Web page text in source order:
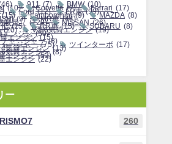
911 (7) BMW (10)
(10) Corvette (7) Ferrari (17)
Ford (12) FR車 (99)
(15) Lamborghini (9) MAZDA (8)
(9) MR車 (44)
吸気） (129) NISSAN (26)
(15) RR車 (15) SUBARU (8)
(20) V型6気筒エンジン (19)
エンジン (50)
エンジン (15)
ャージャー (8)
ージャー (75) ツインターボ (17)
気筒エンジン (13)
気筒エンジン (8)
エンジン (53)
エンジン (22)
ー
260